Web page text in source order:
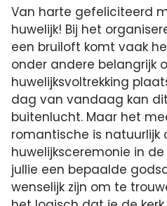
Van harte gefeliciteerd
huwelijk! Bij het
een bruiloft komt vaak
onder andere belangrijk
huwelijksvoltrekking
dag van vandaag kan
buitenlucht. Maar het
romantische is natuurlijk
huwelijksceremonie in de
jullie een bepaalde
wenselijk zijn om te